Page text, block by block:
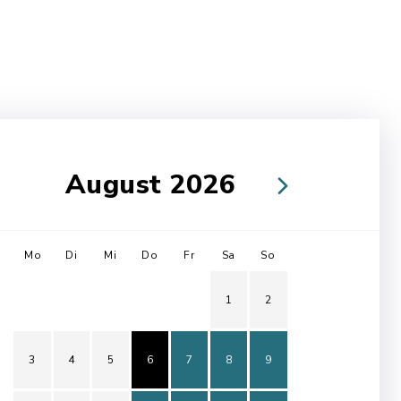
August 2026
Mo Di Mi Do Fr Sa So
1 2
3 4 5 6 7 8 9